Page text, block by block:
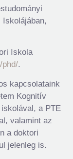
Iskolájában,
Iskola
phd/.
kapcsolataink
Kognitív
a PTE
valamint az
a doktori
jelenleg is.